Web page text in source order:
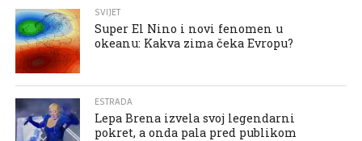
SVIJET
Super El Nino i novi fenomen u
okeanu: Kakva zima čeka Evropu?
ESTRADA
Lepa Brena izvela svoj legendarni
pokret, a onda pala pred publikom